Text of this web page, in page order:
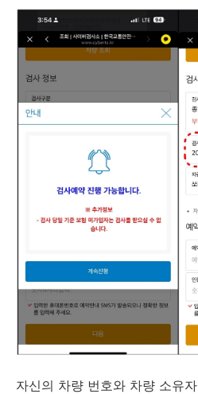
자신의 차량 번호와 차량 소유